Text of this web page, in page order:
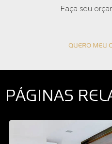
Faça seu
QUERO MEU
PÁGINAS